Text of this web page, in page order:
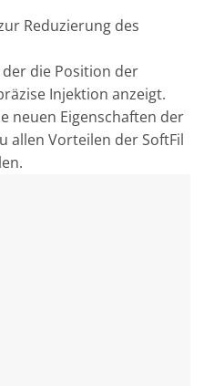
Reduzierung des
die Position der
Injektion anzeigt.
neuen Eigenschaften der
allen Vorteilen der SoftFil